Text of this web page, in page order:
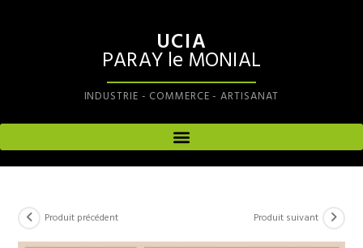
UCIA
PARAY le MONIAL
INDUSTRIE - COMMERCE - ARTISANAT
Produit précédent Produit suivant